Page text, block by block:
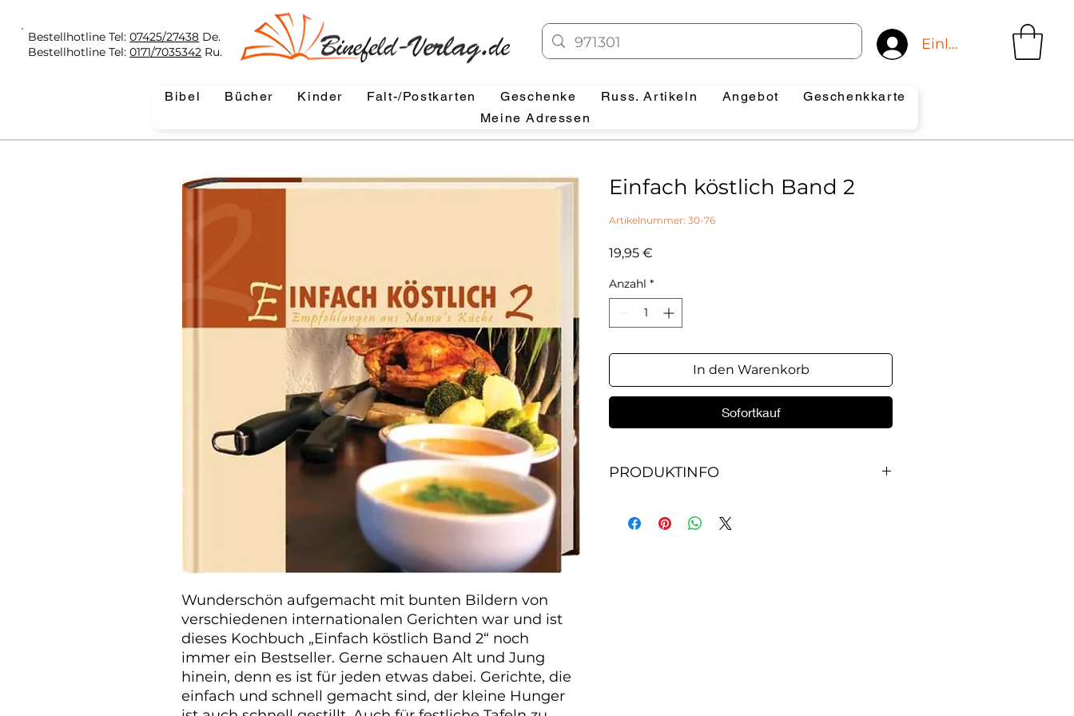
Bestellhotline Tel:07425/27438 De.
Bestellhotline Tel:0171/7035342 Ru. Einloggen
Bibel Bücher Kinder Falt-/Postkarten Geschenke Russ. Artikeln Angebot
Geschenkkarte
Meine Adressen
Wunderschön aufgemacht mit bunten Bildern von
verschiedenen internationalen Gerichten war und ist
dieses Kochbuch „Einfach köstlich Band 2“ noch
immer ein Bestseller. Gerne schauen Alt und Jung
hinein, denn es ist für jeden etwas dabei. Gerichte, die
einfach und schnell gemacht sind, der kleine Hunger
Einfach köstlich Band 2
Artikelnummer: 30-76
19,95 €
Anzahl *
In den Warenkorb
Sofortkauf
PRODUKTINFO
von verschiedenen internationalen Gerichten war